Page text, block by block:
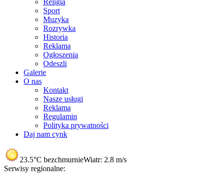
Religia
Sport
Muzyka
Rozrywka
Historia
Reklama
Ogłoszenia
Odeszli
Galerie
O nas
Kontakt
Nasze usługi
Reklama
Regulamin
Polityka prywatności
Daj nam cynk
23.5°C bezchmurnieWiatr: 2.8 m/s
Serwisy regionalne: